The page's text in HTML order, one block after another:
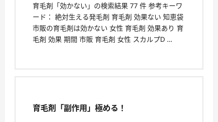
育毛剤「効かない」の検索結果 77 件 参考キーワ
ード： 絶対生える発毛剤 育毛剤 効果ない 知恵袋
市販の育毛剤は効かない 女性 育毛剤 効果あり 育
毛剤 効果 期間 市販 育毛剤 女性 スカルプD …
育毛剤「副作用」極める！